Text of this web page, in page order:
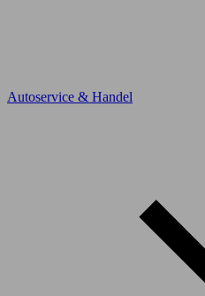
Autoservice & Handel